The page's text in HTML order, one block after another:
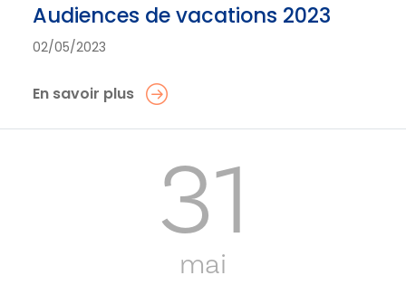
Audiences de vacations 2023
02/05/2023
En savoir plus
31
mai